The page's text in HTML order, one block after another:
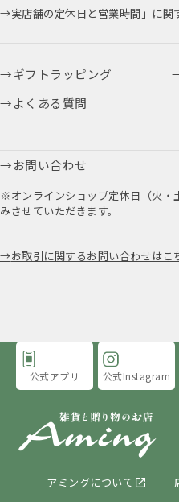
実店舗の定休日と営業時間」に関
ギフトラッピング
よくある質問
お問い合わせ
※オンラインショップ定休日（火・
みさせていただきます。
お取引に関するお問い合わせはこ
アミングについて
公式アプリ 公式Instagram